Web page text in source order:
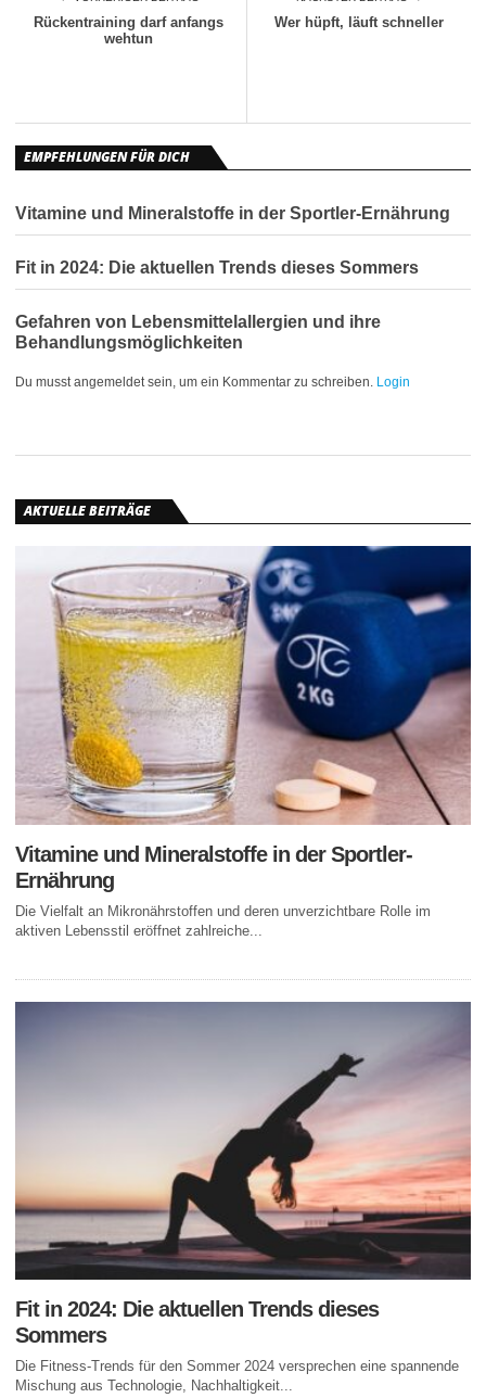
Rückentraining darf anfangs
wehtun
Wer hüpft, läuft schneller
EMPFEHLUNGEN FÜR DICH
Vitamine und Mineralstoffe in der Sportler-Ernährung
Fit in 2024: Die aktuellen Trends dieses Sommers
Gefahren von Lebensmittelallergien und ihre
Behandlungsmöglichkeiten
Du musst angemeldet sein, um ein Kommentar zu schreiben. Login
AKTUELLE BEITRÄGE
Vitamine und Mineralstoffe in der Sportler-
Ernährung
Die Vielfalt an Mikronährstoffen und deren unverzichtbare Rolle im
aktiven Lebensstil eröffnet zahlreiche...
Fit in 2024: Die aktuellen Trends dieses
Sommers
Die Fitness-Trends für den Sommer 2024 versprechen eine spannende
Mischung aus Technologie, Nachhaltigkeit...